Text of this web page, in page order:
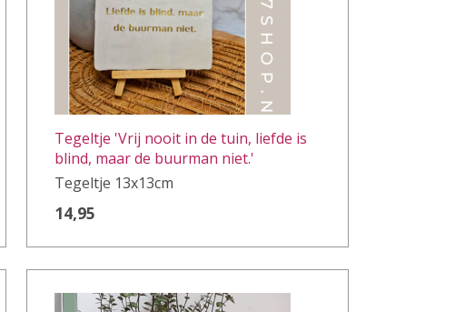
Tegeltje 'Vrij nooit in de tuin, liefde is
blind, maar de buurman niet.'
Tegeltje 13x13cm
14,95